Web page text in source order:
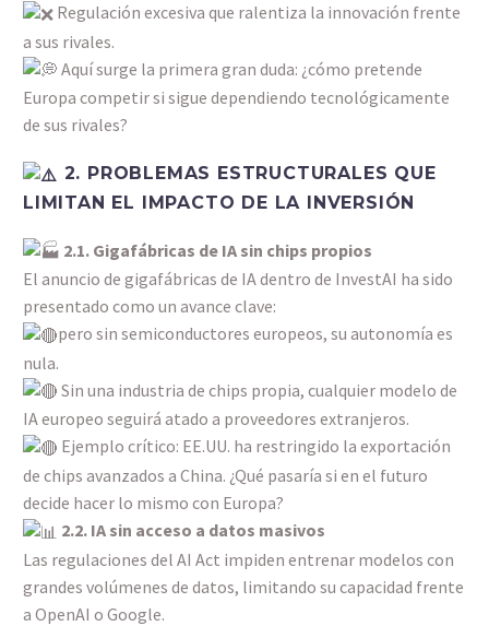
Regulación excesiva que ralentiza la innovación frente
a sus rivales.
Aquí surge la primera gran duda: ¿cómo pretende
Europa competir si sigue dependiendo tecnológicamente
de sus rivales?
2. PROBLEMAS ESTRUCTURALES QUE
LIMITAN EL IMPACTO DE LA INVERSIÓN
2.1. Gigafábricas de IA sin chips propios
El anuncio de gigafábricas de IA dentro de InvestAI ha sido
presentado como un avance clave:
pero sin semiconductores europeos, su autonomía es
nula.
Sin una industria de chips propia, cualquier modelo de
IA europeo seguirá atado a proveedores extranjeros.
Ejemplo crítico: EE.UU. ha restringido la exportación
de chips avanzados a China. ¿Qué pasaría si en el futuro
decide hacer lo mismo con Europa?
2.2. IA sin acceso a datos masivos
Las regulaciones del AI Act impiden entrenar modelos con
grandes volúmenes de datos, limitando su capacidad frente
a OpenAI o Google.